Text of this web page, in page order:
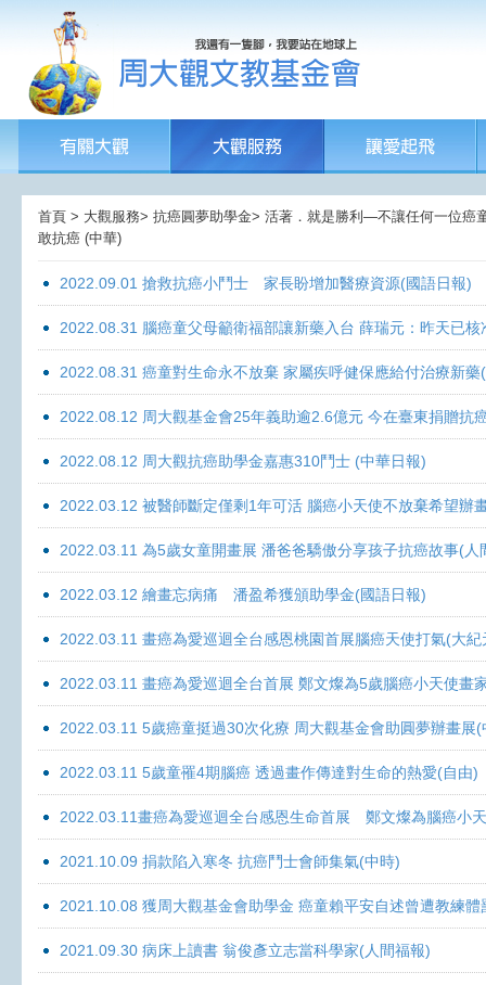
首頁 > 大觀服務> 抗癌圓夢助學金> 活著．就是勝利—不讓任何一位癌
敢抗癌 (中華)
2022.09.01 搶救抗癌小鬥士 家長盼增加醫療資源(國語日報)
2022.08.31 腦癌童父母籲衛福部讓新藥入台 薛瑞元：昨天已
2022.08.31 癌童對生命永不放棄 家屬疾呼健保應給付治療新藥
2022.08.12 周大觀基金會25年義助逾2.6億元 今在臺東捐贈抗
2022.08.12 周大觀抗癌助學金嘉惠310鬥士 (中華日報)
2022.03.12 被醫師斷定僅剩1年可活 腦癌小天使不放棄希望辦
2022.03.11 為5歲女童開畫展 潘爸爸驕傲分享孩子抗癌故事(人
2022.03.12 繪畫忘病痛 潘盈希獲頒助學金(國語日報)
2022.03.11 畫癌為愛巡迴全台感恩桃園首展腦癌天使打氣(大紀
2022.03.11 畫癌為愛巡迴全台首展 鄭文燦為5歲腦癌小天使畫
2022.03.11 5歲癌童挺過30次化療 周大觀基金會助圓夢辦畫展
2022.03.11 5歲童罹4期腦癌 透過畫作傳達對生命的熱愛(自由)
2022.03.11畫癌為愛巡迴全台感恩生命首展 鄭文燦為腦癌小
2021.10.09 捐款陷入寒冬 抗癌鬥士會師集氣(中時)
2021.10.08 獲周大觀基金會助學金 癌童賴平安自述曾遭教練體
2021.09.30 病床上讀書 翁俊彥立志當科學家(人間福報)